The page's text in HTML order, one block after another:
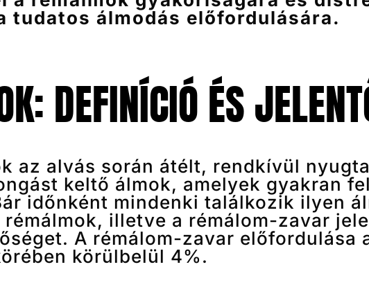
tudatos álmodás előfordulására.
DEFINÍCIÓ ÉS
az alvás során átélt, rendkívül
keltő álmok, amelyek gyakran
időnként mindenki találkozik ilyen
illetve a rémálom-zavar
A rémálom-zavar előfordulása
körülbelül 4%.